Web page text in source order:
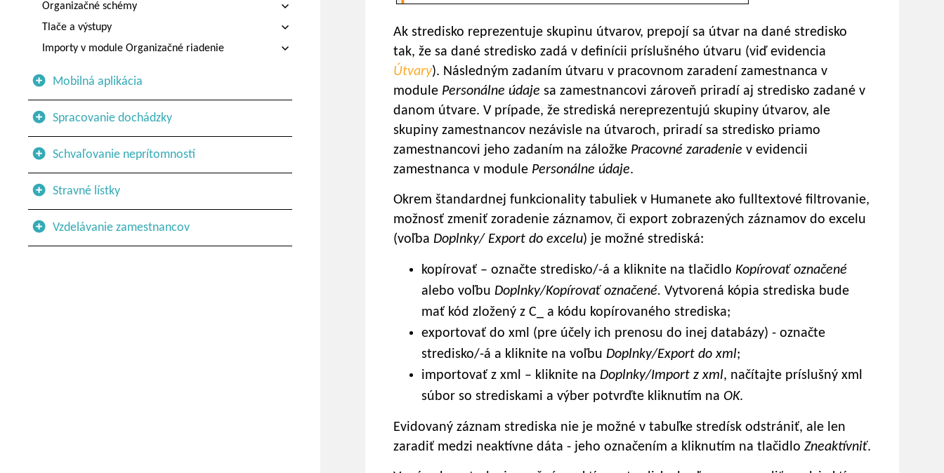
Organizačné schémy
Tlače a výstupy
Importy v module Organizačné riadenie
Mobilná aplikácia
Spracovanie dochádzky
Schvaľovanie neprítomností
Stravné lístky
Vzdelávanie zamestnancov
Ak stredisko reprezentuje skupinu útvarov, prepojí sa útvar na dané stredisko
tak, že sa dané stredisko zadá v definícii príslušného útvaru (viď evidencia
Útvary). Následným zadaním útvaru v pracovnom zaradení zamestnanca v
module Personálne údaje sa zamestnancovi zároveň priradí aj stredisko zadané v
danom útvare. V prípade, že strediská nereprezentujú skupiny útvarov, ale
skupiny zamestnancov nezávisle na útvaroch, priradí sa stredisko priamo
zamestnancovi jeho zadaním na záložke Pracovné zaradenie v evidencii
zamestnanca v module Personálne údaje.
Okrem štandardnej funkcionality tabuliek v Humanete ako fulltextové filtrovanie,
možnosť zmeniť zoradenie záznamov, či export zobrazených záznamov do excelu
(voľba Doplnky/ Export do excelu) je možné strediská:
kopírovať – označte stredisko/-á a kliknite na tlačidlo Kopírovať označené
alebo voľbu Doplnky/Kopírovať označené. Vytvorená kópia strediska bude
mať kód zložený z C_ a kódu kopírovaného strediska;
exportovať do xml (pre účely ich prenosu do inej databázy) - označte
stredisko/-á a kliknite na voľbu Doplnky/Export do xml;
importovať z xml – kliknite na Doplnky/Import z xml, načítajte príslušný xml
súbor so strediskami a výber potvrďte kliknutím na OK.
Evidovaný záznam strediska nie je možné v tabuľke stredísk odstrániť, ale len
zaradiť medzi neaktívne dáta - jeho označením a kliknutím na tlačidlo Zneaktívniť.